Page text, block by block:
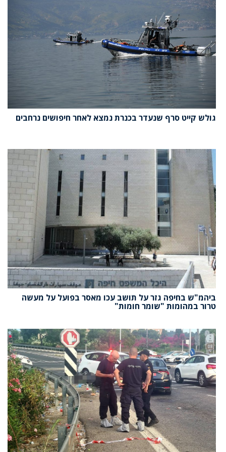
גולש קייט סרף שנעדר בכנרת נמצא לאחר חיפושים נרחבים
ביהמ"ש בחיפה גזר על תושב עכו מאסר בפועל על מעשה
טרור במהומות "שומר חומות"